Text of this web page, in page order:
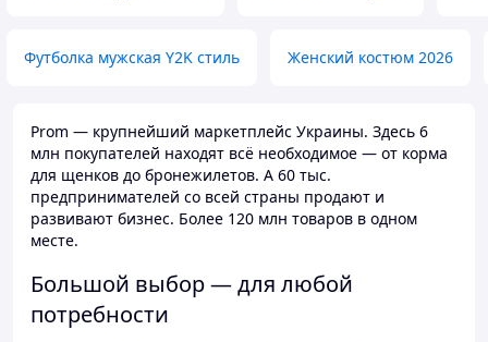
Футболка мужская Y2K стиль Женский костюм 2026
Prom — крупнейший маркетплейс Украины. Здесь 6
млн покупателей находят всё необходимое — от корма
для щенков до бронежилетов. А 60 тыс.
предпринимателей со всей страны продают и
развивают бизнес. Более 120 млн товаров в одном
месте.
Большой выбор — для любой
потребности